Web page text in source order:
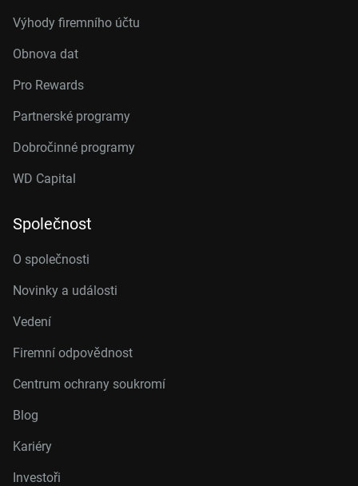
Výhody firemního účtu
Obnova dat
Pro Rewards
Partnerské programy
Dobročinné programy
WD Capital
Společnost
O společnosti
Novinky a události
Vedení
Firemní odpovědnost
Centrum ochrany soukromí
Blog
Kariéry
Investoři